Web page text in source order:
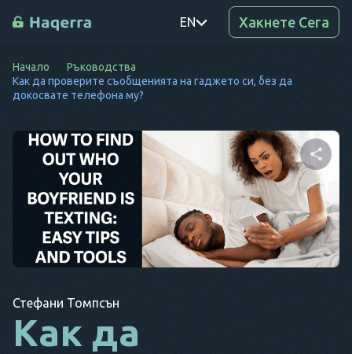
EN
PT
DE
KO
EL
Хакнете Сега
Начало
Ръководства
Как да проверите съобщенията на гаджето си, без да
докосвате телефона му?
Споделете тази
статия
Стефани Томпсън
Как да